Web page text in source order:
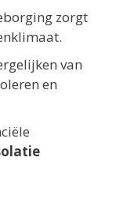
zorgt
van
en